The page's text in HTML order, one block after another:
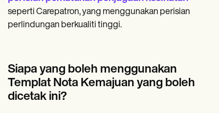
seperti Carepatron, yang menggunakan perisian
perlindungan berkualiti tinggi.
Siapa yang boleh menggunakan
Templat Nota Kemajuan yang boleh
dicetak ini?